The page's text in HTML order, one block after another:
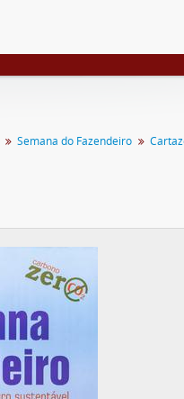
Semana do Fazendeiro